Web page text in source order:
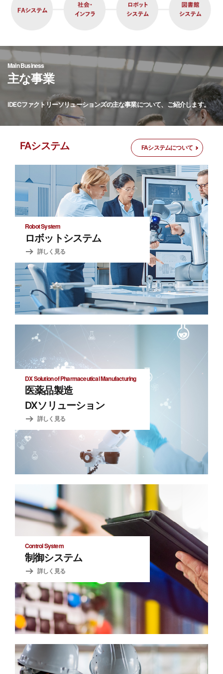
Main Business
主な事業
IDECファクトリーソリューションズの主な事業について、ご紹介します。
FAシステム FAシステムについて
Robot System
ロボットシステム
詳しく見る
DX Solution of Pharmaceutical Manufacturing
医薬品製造
DXソリューション
詳しく見る
Control System
制御システム
詳しく見る